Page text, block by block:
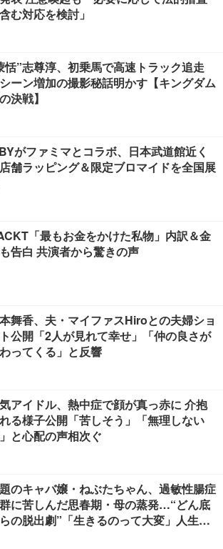
む対応を検討」
恬”志尊淳、初乗馬で高速トラック追走
ーン増加の撮影秘話明かす【キングダム
決戦】
がファミマとコラボ、日本武道館近く
舗ラッピング＆限定ブロマイドを全国展
「最もお金をかけた私物」内訳＆金
告白 共演者から驚きの声
舞香、夫・マイファスHiroとの夫婦ショ
公開「2人が見れて幸せ」「仲の良さが
ってくる」と反響
アイドル、熱中症で顔が真っ赤に 介抱
る様子公開「苦しそう」「無理しない
と心配の声相次ぐ
のキャバ嬢・ねぶたちゃん、過敏性腸症
に苦しんだ思春期・母の蒸発…“どん底
の脱出劇”「生きるのって大変」人生変